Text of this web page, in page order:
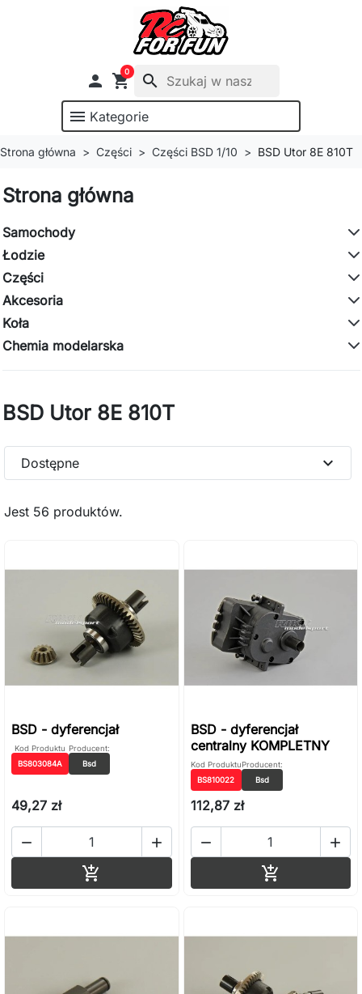
 shopping_cart
0
search
menu Kategorie
Strona główna Części Części BSD 1/10 BSD Utor 8E 810T
Strona główna
Samochody
Łodzie
Części
Akcesoria
Koła
Chemia modelarska
BSD Utor 8E 810T
Jest 56 produktów.
Dostępne expand_more
BSD - dyferencjał
Kod Produktu
BS803084A
Producent:
Bsd
49,27 zł
 

BSD - dyferencjał
centralny KOMPLETNY
Kod Produktu
BS810022
Producent:
Bsd
112,87 zł
 
